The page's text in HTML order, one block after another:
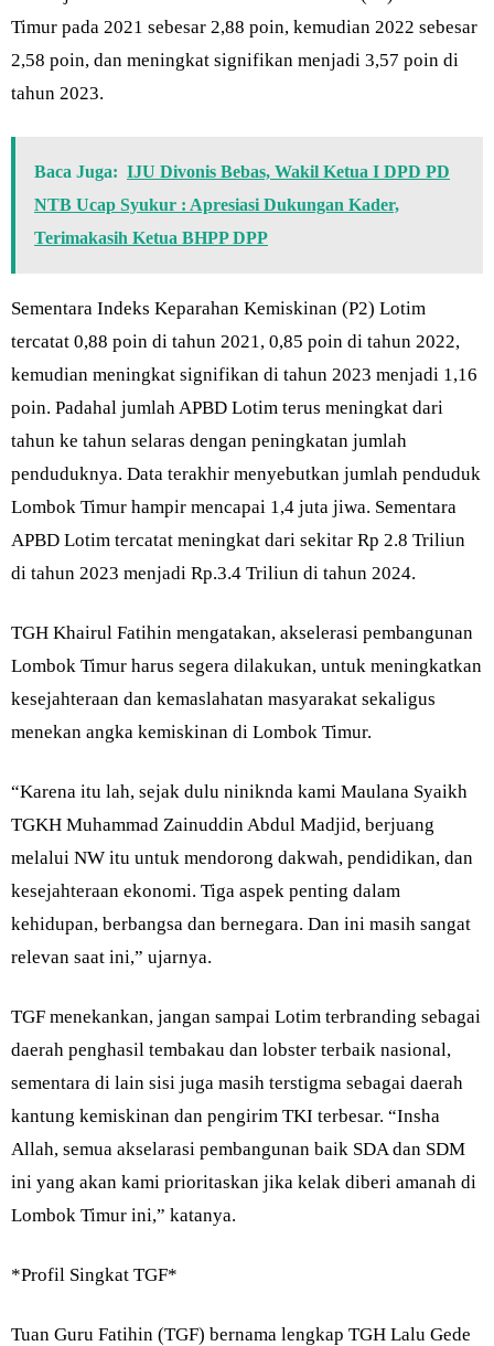
Timur pada 2021 sebesar 2,88 poin, kemudian 2022 sebesar
2,58 poin, dan meningkat signifikan menjadi 3,57 poin di
tahun 2023.
Baca Juga: IJU Divonis Bebas, Wakil Ketua I DPD PD
NTB Ucap Syukur : Apresiasi Dukungan Kader,
Terimakasih Ketua BHPP DPP
Sementara Indeks Keparahan Kemiskinan (P2) Lotim
tercatat 0,88 poin di tahun 2021, 0,85 poin di tahun 2022,
kemudian meningkat signifikan di tahun 2023 menjadi 1,16
poin. Padahal jumlah APBD Lotim terus meningkat dari
tahun ke tahun selaras dengan peningkatan jumlah
penduduknya. Data terakhir menyebutkan jumlah penduduk
Lombok Timur hampir mencapai 1,4 juta jiwa. Sementara
APBD Lotim tercatat meningkat dari sekitar Rp 2.8 Triliun
di tahun 2023 menjadi Rp.3.4 Triliun di tahun 2024.
TGH Khairul Fatihin mengatakan, akselerasi pembangunan
Lombok Timur harus segera dilakukan, untuk meningkatkan
kesejahteraan dan kemaslahatan masyarakat sekaligus
menekan angka kemiskinan di Lombok Timur.
“Karena itu lah, sejak dulu niniknda kami Maulana Syaikh
TGKH Muhammad Zainuddin Abdul Madjid, berjuang
melalui NW itu untuk mendorong dakwah, pendidikan, dan
kesejahteraan ekonomi. Tiga aspek penting dalam
kehidupan, berbangsa dan bernegara. Dan ini masih sangat
relevan saat ini,” ujarnya.
TGF menekankan, jangan sampai Lotim terbranding sebagai
daerah penghasil tembakau dan lobster terbaik nasional,
sementara di lain sisi juga masih terstigma sebagai daerah
kantung kemiskinan dan pengirim TKI terbesar. “Insha
Allah, semua akselarasi pembangunan baik SDA dan SDM
ini yang akan kami prioritaskan jika kelak diberi amanah di
Lombok Timur ini,” katanya.
*Profil Singkat TGF*
Tuan Guru Fatihin (TGF) bernama lengkap TGH Lalu Gede